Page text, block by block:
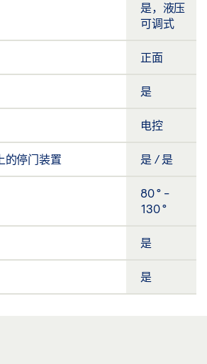
是，液压
可调式
正面
是
电控
的停门装置 是 / 是
80 ° -
130 °
是
是